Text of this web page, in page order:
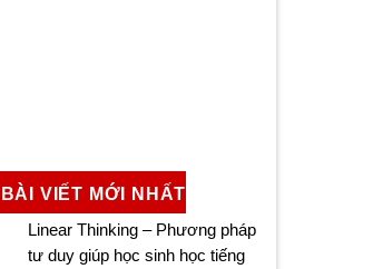
BÀI VIẾT MỚI NHẤT
Linear Thinking – Phương pháp
tư duy giúp học sinh học tiếng